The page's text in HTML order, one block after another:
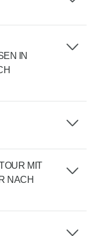
IN
MIT
NACH